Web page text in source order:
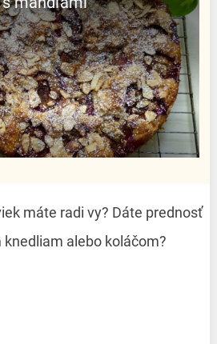
máte radi vy? Dáte prednosť
alebo koláčom?